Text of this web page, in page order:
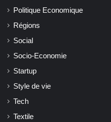
Politique Economique
Régions
Social
Socio-Economie
Startup
Style de vie
Tech
Textile